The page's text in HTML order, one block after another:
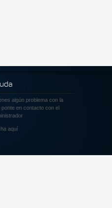
algún problema con la
ponte en contacto con el
aquí